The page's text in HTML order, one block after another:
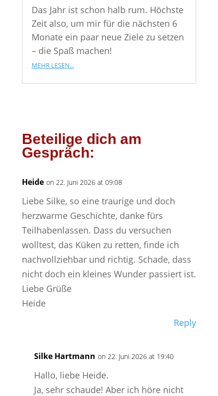
Das Jahr ist schon halb rum. Höchste
Zeit also, um mir für die nächsten 6
Monate ein paar neue Ziele zu setzen
– die Spaß machen!
mehr lesen...
Beteilige dich am
Gespräch:
Heide on 22. Juni 2026 at 09:08
Liebe Silke, so eine traurige und doch
herzwarme Geschichte, danke fürs
Teilhabenlassen. Dass du versuchen
wolltest, das Küken zu retten, finde ich
nachvollziehbar und richtig. Schade, dass
nicht doch ein kleines Wunder passiert ist.
Liebe Grüße
Heide
Reply
Silke Hartmann on 22. Juni 2026 at 19:40
Hallo, liebe Heide.
Ja, sehr schaude! Aber ich höre nicht